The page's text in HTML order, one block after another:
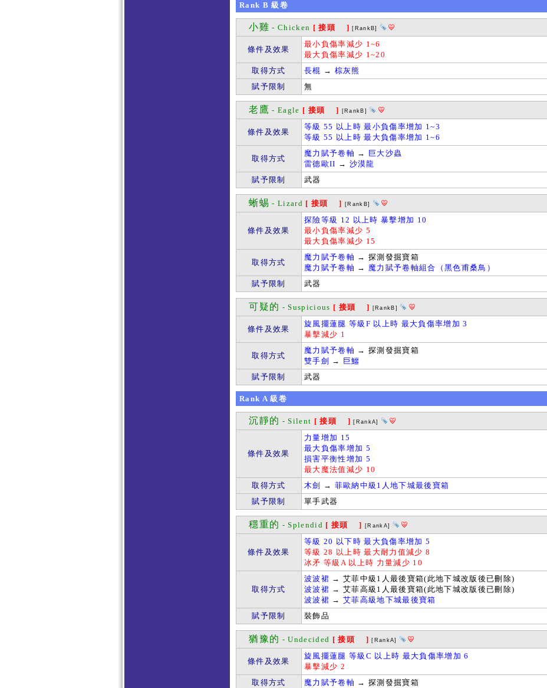
Rank B 級卷
小雞 - Chicken [ 接頭 ] [RankB]
條件及效果
最小負傷率減少 1~6
最大負傷率減少 1~20
取得方式
長棍 → 棕灰熊
賦予限制
無
老鷹 - Eagle [ 接頭 ] [RankB]
條件及效果
等級 55 以上時 最小負傷率增加 1~3
等級 55 以上時 最大負傷率增加 1~6
取得方式
魔力賦予卷軸 →
巨大沙蟲
雷德歐II → 沙漠龍
賦予限制
武器
蜥蜴 - Lizard [ 接頭 ] [RankB]
條件及效果
探險等級 12 以上時 暴擊增加 10
最小負傷率減少 5
最大負傷率減少 15
取得方式
魔力賦予卷軸 → 探測發掘寶箱
魔力賦予卷軸 → 魔力賦予卷軸組合（黑色甫桑鳥）
賦予限制
武器
可疑的 - Suspicious [ 接頭 ] [RankB]
條件及效果
旋風擺蓮腿 等級F 以上時 最大負傷率增加 3
暴擊減少 1
取得方式
魔力賦予卷軸 → 探測發掘寶箱
雙手劍
→
巨鱷
賦予限制
武器
Rank A 級卷
沉靜的 - Silent [ 接頭 ] [RankA]
條件及效果
力量增加 15
最大負傷率增加 5
損害平衡性增加 5
最大魔法值減少 10
取得方式
木劍 → 菲歐納中級1人地下城最後寶箱
賦予限制
單手武器
穩重的 - Splendid [ 接頭 ] [RankA]
條件及效果
等級 20 以下時 最大負傷率增加 5
等級 28 以上時 最大耐力值減少 8
冰矛 等級A 以上時 力量減少 10
取得方式
波波裙 → 艾菲中級1人最後寶箱(此地下城改版後已刪除)
波波裙 → 艾菲高級1人最後寶箱(此地下城改版後已刪除)
波波裙 → 艾菲高級地下城最後寶箱
賦予限制
裝飾品
猶豫的 - Undecided [ 接頭 ] [RankA]
條件及效果
旋風擺蓮腿 等級C 以上時 最大負傷率增加 6
暴擊減少 2
取得方式
魔力賦予卷軸 → 探測發掘寶箱